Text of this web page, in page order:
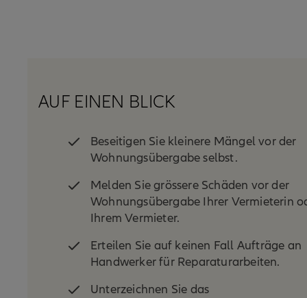
AUF EINEN BLICK
Beseitigen Sie kleinere Mängel vor der
Wohnungsübergabe selbst.
Melden Sie grössere Schäden vor der
Wohnungsübergabe Ihrer Vermieterin
Ihrem Vermieter.
Erteilen Sie auf keinen Fall Aufträge an
Handwerker für Reparaturarbeiten.
Unterzeichnen Sie das